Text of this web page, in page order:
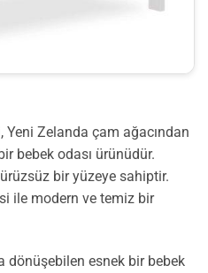
Yeni Zelanda çam ağacından
bebek odası ürünüdür.
bir yüzeye sahiptir.
ile modern ve temiz bir
dönüşebilen esnek bir bebek